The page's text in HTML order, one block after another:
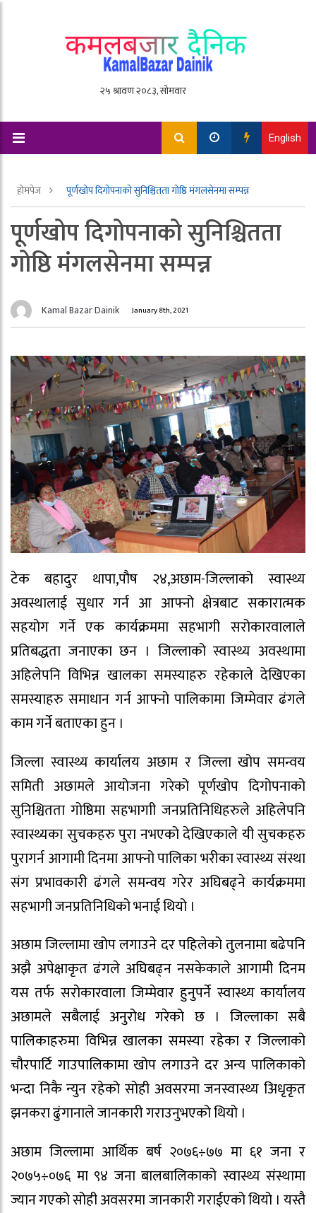
English
होमपेज पूर्णखोप दिगोपनाको सुनिश्चितता गोष्ठि मंगलसेनमा सम्पन्न
पूर्णखोप दिगोपनाको सुनिश्चितता
गोष्ठि मंगलसेनमा सम्पन्न
Kamal Bazar Dainik January 8th, 2021
टेक बहादुर थापा,पौष २४,अछाम-जिल्लाको स्वास्थ्य
अवस्थालाई सुधार गर्न आ आफ्नो क्षेत्रबाट सकारात्मक
सहयोग गर्ने एक कार्यक्रममा सहभागी सरोकारवालाले
प्रतिबद्धता जनाएका छन । जिल्लाको स्वास्थ्य अवस्थामा
अहिलेपनि विभिन्न खालका समस्याहरु रहेकाले देखिएका
समस्याहरु समाधान गर्न आफ्नो पालिकामा जिम्मेवार ढंगले
काम गर्ने बताएका हुन ।
जिल्ला स्वास्थ्य कार्यालय अछाम र जिल्ला खोप समन्वय
समिती अछामले आयोजना गरेको पूर्णखोप दिगोपनाको
सुनिश्चितता गोष्ठिमा सहभागाी जनप्रतिनिधिहरुले अहिलेपनि
स्वास्थ्यका सुचकहरु पुरा नभएको देखिएकाले यी सुचकहरु
पुरागर्न आगामी दिनमा आफ्नो पालिका भरीका स्वास्थ्य संस्था
संग प्रभावकारी ढंगले समन्वय गरेर अघिबढ्ने कार्यक्रममा
सहभागी जनप्रतिनिधिको भनाई थियो ।
अछाम जिल्लामा खोप लगाउने दर पहिलेको तुलनामा बढेपनि
अझै अपेक्षाकृत ढंगले अघिबढ्न नसकेकाले आगामी दिनम
यस तर्फ सरोकारवाला जिम्मेवार हुनुपर्ने स्वास्थ्य कार्यालय
अछामले सबैलाई अनुरोध गरेको छ । जिल्लाका सबै
पालिकाहरुमा विभिन्न खालका समस्या रहेका र जिल्लाको
चौरपार्टि गाउपालिकामा खोप लगाउने दर अन्य पालिकाको
भन्दा निकै न्युन रहेको सोही अवसरमा जनस्वास्थ्य अिधृकृत
झनकरा ढुंगानाले जानकारी गराउनुभएको थियो ।
अछाम जिल्लामा आर्थिक बर्ष २०७६÷७७ मा ६१ जना र
२०७५÷०७६ मा ९४ जना बालबालिकाको स्वास्थ्य संस्थामा
ज्यान गएको सोही अवसरमा जानकारी गराईएको थियो । यस्तै